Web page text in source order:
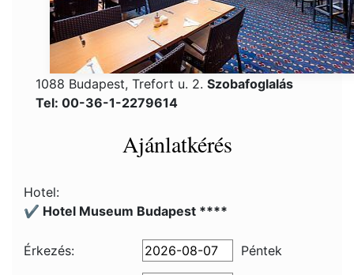
1088 Budapest, Trefort u. 2. Szobafoglalás
Tel: 00-36-1-2279614
Ajánlatkérés
Hotel:
✔️ Hotel Museum Budapest ****
Érkezés: Péntek